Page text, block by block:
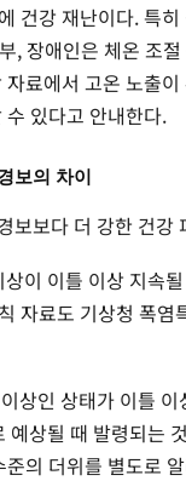
건강 재난이다. 특
, 장애인은 체온 조
료에서 고온 노출
있다고 안내한다.
보의 차이
보보다 더 강한 건강
이 이틀 이상 지속
자료도 기상청 폭
상인 상태가 이틀
상될 때 발령되는
의 더위를 별도로